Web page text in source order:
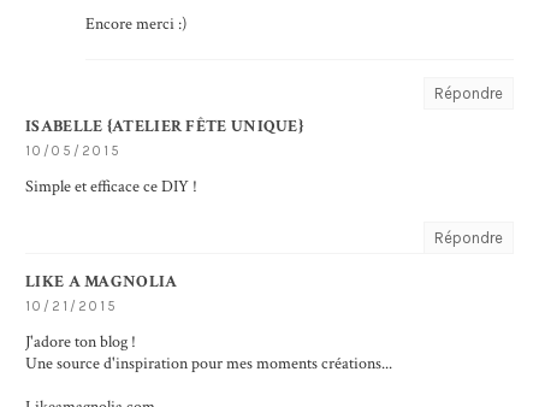
Encore merci :)
Répondre
ISABELLE {ATELIER FÊTE UNIQUE}
10/05/2015
Simple et efficace ce DIY !
Répondre
LIKE A MAGNOLIA
10/21/2015
J'adore ton blog !
Une source d'inspiration pour mes moments créations...